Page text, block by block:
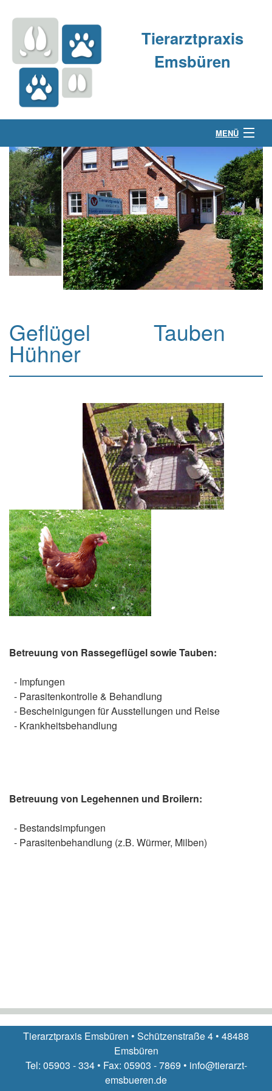
Tierarztpraxis
Emsbüren
MENÜ
Über uns
Kleintierpraxis
Großtierpraxis
Kontakt & Anfahrt
Geflügel Tauben
Hühner
Betreuung von Rassegeflügel sowie Tauben:
- Impfungen
- Parasitenkontrolle & Behandlung
- Bescheinigungen für Ausstellungen und Reise
- Krankheitsbehandlung
Betreuung von Legehennen und Broilern:
- Bestandsimpfungen
- Parasitenbehandlung (z.B. Würmer, Milben)
Tierarztpraxis Emsbüren • Schützenstraße 4 • 48488
Emsbüren
Tel: 05903 - 334 • Fax: 05903 - 7869 • info@tierarzt-
emsbueren.de